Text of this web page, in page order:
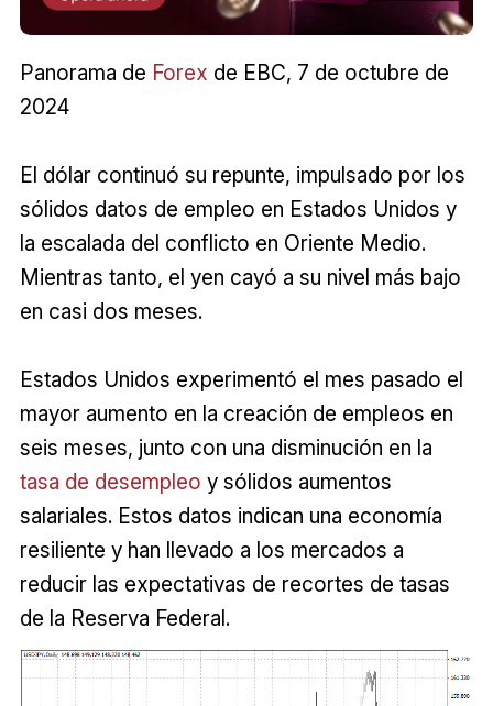
Panorama de Forex de EBC, 7 de octubre de
2024
El dólar continuó su repunte, impulsado por los
sólidos datos de empleo en Estados Unidos y
la escalada del conflicto en Oriente Medio.
Mientras tanto, el yen cayó a su nivel más bajo
en casi dos meses.
Estados Unidos experimentó el mes pasado el
mayor aumento en la creación de empleos en
seis meses, junto con una disminución en la
tasa de desempleo y sólidos aumentos
salariales. Estos datos indican una economía
resiliente y han llevado a los mercados a
reducir las expectativas de recortes de tasas
de la Reserva Federal.